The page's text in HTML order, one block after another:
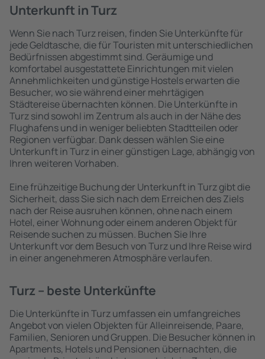
Unterkunft in Turz
Wenn Sie nach Turz reisen, finden Sie Unterkünfte für
jede Geldtasche, die für Touristen mit unterschiedlichen
Bedürfnissen abgestimmt sind. Geräumige und
komfortabel ausgestattete Einrichtungen mit vielen
Annehmlichkeiten und günstige Hostels erwarten die
Besucher, wo sie während einer mehrtägigen
Städtereise übernachten können. Die Unterkünfte in
Turz sind sowohl im Zentrum als auch in der Nähe des
Flughafens und in weniger beliebten Stadtteilen oder
Regionen verfügbar. Dank dessen wählen Sie eine
Unterkunft in Turz in einer günstigen Lage, abhängig von
Ihren weiteren Vorhaben.
Eine frühzeitige Buchung der Unterkunft in Turz gibt die
Sicherheit, dass Sie sich nach dem Erreichen des Ziels
nach der Reise ausruhen können, ohne nach einem
Hotel, einer Wohnung oder einem anderen Objekt für
Reisende suchen zu müssen. Buchen Sie Ihre
Unterkunft vor dem Besuch von Turz und Ihre Reise wird
in einer angenehmeren Atmosphäre verlaufen.
Turz – beste Unterkünfte
Die Unterkünfte in Turz umfassen ein umfangreiches
Angebot von vielen Objekten für Alleinreisende, Paare,
Familien, Senioren und Gruppen. Die Besucher können in
Apartments, Hotels und Pensionen übernachten, die